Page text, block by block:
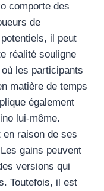
comporte des
de
il peut
réalité souligne
où les participants
matière de temps
également
lui-même.
raison de ses
gains peuvent
versions qui
Toutefois, il est